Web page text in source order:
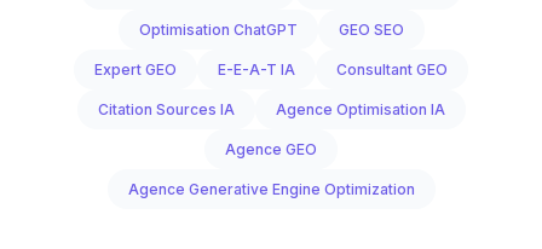
Optimisation ChatGPT GEO SEO
Expert GEO E-E-A-T IA Consultant GEO
Citation Sources IA Agence Optimisation IA
Agence GEO
Agence Generative Engine Optimization